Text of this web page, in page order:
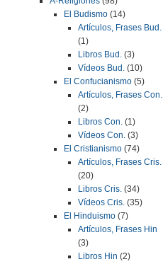
El Budismo (14)
Artículos, Frases Bud.
(1)
Libros Bud. (3)
Vídeos Bud. (10)
El Confucianismo (5)
Artículos, Frases Con.
(2)
Libros Con. (1)
Vídeos Con. (3)
El Cristianismo (74)
Artículos, Frases Cris.
(20)
Libros Cris. (34)
Vídeos Cris. (35)
El Hinduismo (7)
Artículos, Frases Hin
(3)
Libros Hin (2)